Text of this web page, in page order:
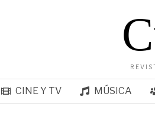
CINE Y TV MÚSICA